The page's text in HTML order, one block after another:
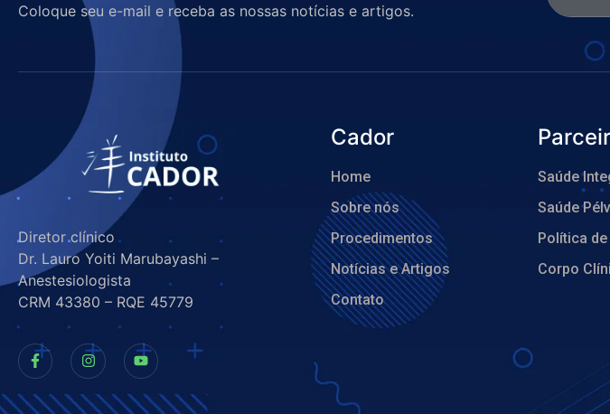
Coloque seu e-mail e receba as nossas notícias e artigos.
Diretor clínico
Dr. Lauro Yoiti Marubayashi –
Anestesiologista
CRM 43380 – RQE 45779
Cador
Home
Sobre nós
Procedimentos
Notícias e Artigos
Contato
Saúde
Saúde
Política
Corpo